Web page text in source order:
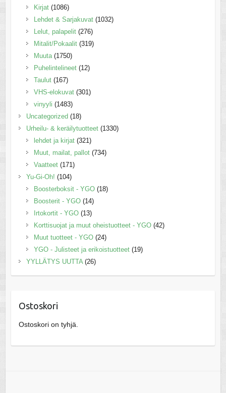
Kirjat (1086)
Lehdet & Sarjakuvat (1032)
Lelut, palapelit (276)
Mitalit/Pokaalit (319)
Muuta (1750)
Puhelintelineet (12)
Taulut (167)
VHS-elokuvat (301)
vinyyli (1483)
Uncategorized (18)
Urheilu- & keräilytuotteet (1330)
lehdet ja kirjat (321)
Muut, mailat, pallot (734)
Vaatteet (171)
Yu-Gi-Oh! (104)
Boosterboksit - YGO (18)
Boosterit - YGO (14)
Irtokortit - YGO (13)
Korttisuojat ja muut oheistuotteet - YGO (42)
Muut tuotteet - YGO (24)
YGO - Julisteet ja erikoistuotteet (19)
YYLLÄTYS UUTTA (26)
Ostoskori
Ostoskori on tyhjä.